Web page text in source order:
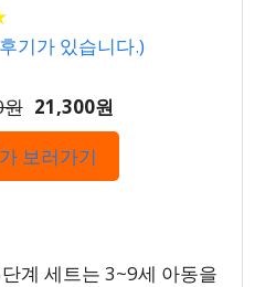
기가 있습니다.)
21,300원
보러가기
계 세트는 3~9세 아동을